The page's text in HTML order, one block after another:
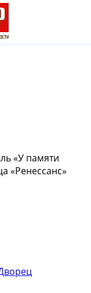
«У памяти
«Ренессанс»